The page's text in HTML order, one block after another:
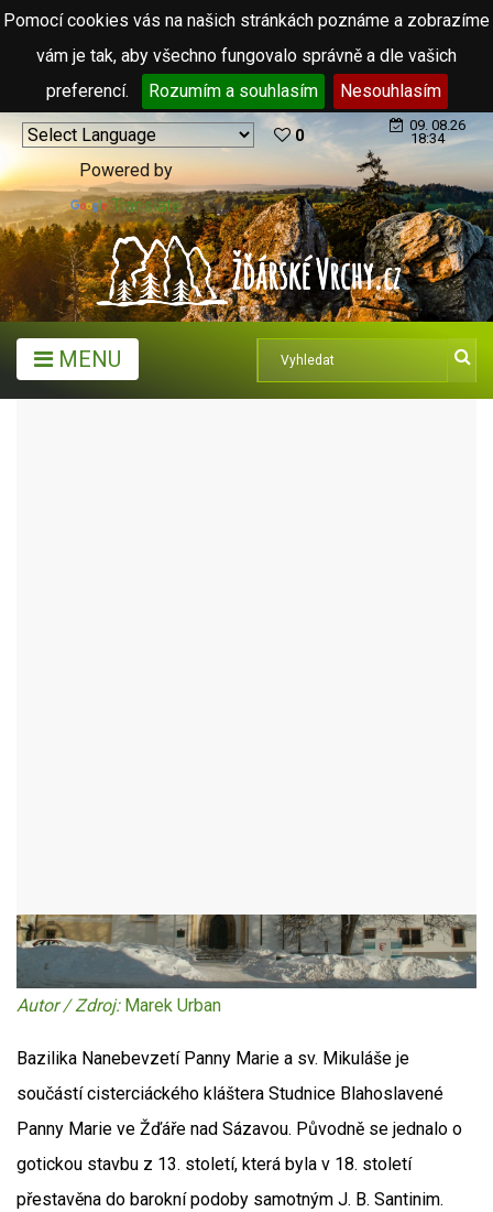
Pomocí cookies vás na našich stránkách poznáme a zobrazíme
vám je tak, aby všechno fungovalo správně a dle vašich
preferencí.
Rozumím a souhlasím Nesouhlasím
Powered by
Translate
0
09. 08.26
18:34
MENU
Autor / Zdroj: Marek Urban
Bazilika Nanebevzetí Panny Marie a sv. Mikuláše je
součástí cisterciáckého kláštera Studnice Blahoslavené
Panny Marie ve Žďáře nad Sázavou. Původně se jednalo o
gotickou stavbu z 13. století, která byla v 18. století
přestavěna do barokní podoby samotným J. B. Santinim.